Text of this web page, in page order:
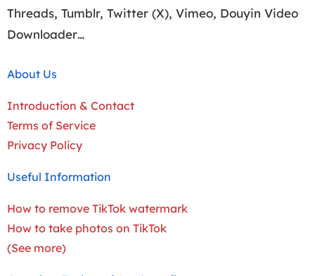
Threads, Tumblr, Twitter (X), Vimeo, Douyin Video
Downloader…
About Us
Introduction & Contact
Terms of Service
Privacy Policy
Useful Information
How to remove TikTok watermark
How to take photos on TikTok
(See more)